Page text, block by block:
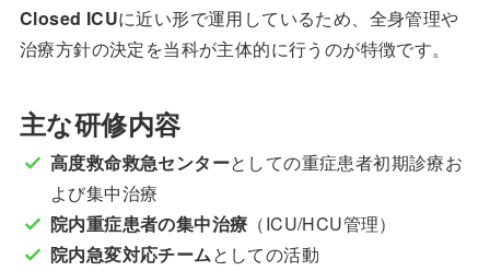
Closed ICUに近い形で運用しているため、全身管理や
治療方針の決定を当科が主体的に行うのが特徴です。
主な研修内容
高度救命救急センターとしての重症患者初期診療お
よび集中治療
院内重症患者の集中治療 （ICU/HCU管理）
院内急変対応チームとしての活動